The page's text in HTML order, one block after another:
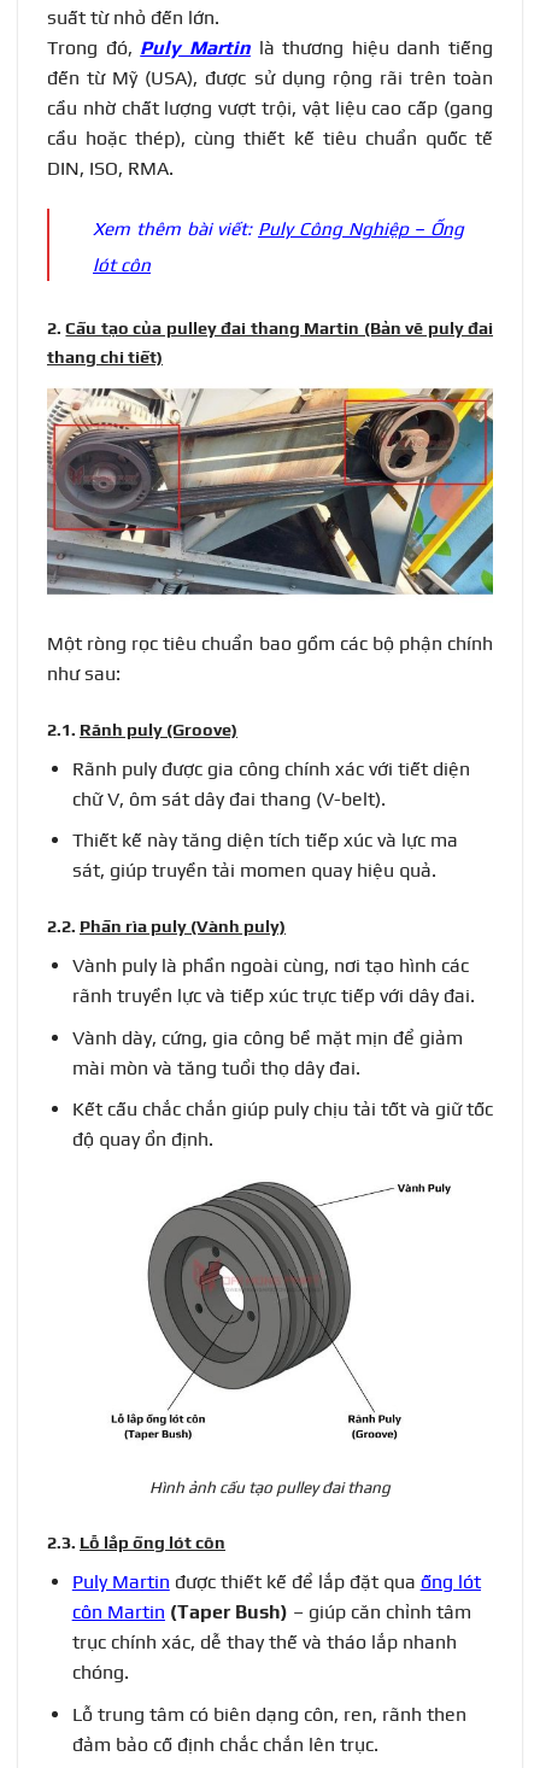
suất từ nhỏ đến lớn.
Trong đó, Puly Martinlà thương hiệu danh tiếng
đến từ Mỹ (USA), được sử dụng rộng rãi trên toàn
cầu nhờ chất lượng vượt trội, vật liệu cao cấp (gang
cầu hoặc thép), cùng thiết kế tiêu chuẩn quốc tế
DIN, ISO, RMA.
Xem thêm bài viết: Puly Công Nghiệp – Ống
lót côn
2.Cấu tạo của pulley đai thang Martin (Bản vẽ puly đai
thang chi tiết)
Một ròng rọc tiêu chuẩn bao gồm các bộ phận chính
như sau:
2.1. Rãnh puly (Groove)
Rãnh puly được gia công chính xác với tiết diện
chữ V, ôm sát dây đai thang (V-belt).
Thiết kế này tăng diện tích tiếp xúc và lực ma
sát, giúp truyền tải momen quay hiệu quả.
2.2. Phần rìa puly (Vành puly)
Vành puly là phần ngoài cùng, nơi tạo hình các
rãnh truyền lực và tiếp xúc trực tiếp với dây đai.
Vành dày, cứng, gia công bề mặt mịn để giảm
mài mòn và tăng tuổi thọ dây đai.
Kết cấu chắc chắn giúp puly chịu tải tốt và giữ tốc
độ quay ổn định.
Hình ảnh cấu tạo pulley đai thang
2.3. Lỗ lắp ống lót côn
Puly Martin được thiết kế để lắp đặt qua ống lót
côn Martin (Taper Bush) – giúp căn chỉnh tâm
trục chính xác, dễ thay thế và tháo lắp nhanh
chóng.
Lỗ trung tâm có biên dạng côn, ren, rãnh then
đảm bảo cố định chắc chắn lên trục.